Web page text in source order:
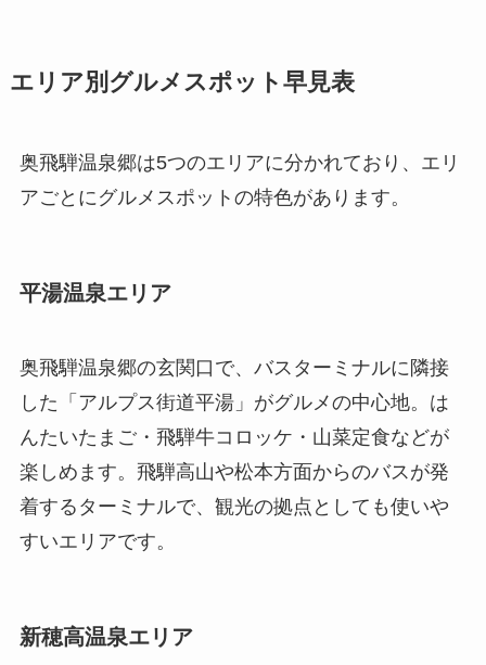
エリア別グルメスポット早見表
奥飛騨温泉郷は5つのエリアに分かれており、エリ
アごとにグルメスポットの特色があります。
平湯温泉エリア
奥飛騨温泉郷の玄関口で、バスターミナルに隣接
した「アルプス街道平湯」がグルメの中心地。は
んたいたまご・飛騨牛コロッケ・山菜定食などが
楽しめます。飛騨高山や松本方面からのバスが発
着するターミナルで、観光の拠点としても使いや
すいエリアです。
新穂高温泉エリア